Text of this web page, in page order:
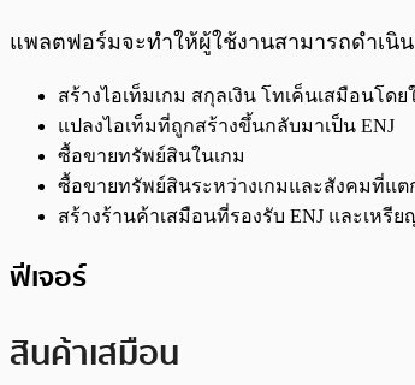
แพลตฟอร์มจะทำให้ผู้ใช้งานสามารถดำเนิ
สร้างไอเท็มเกม สกุลเงิน โทเค็นเสมือนโดย
แปลงไอเท็มที่ถูกสร้างขึ้นกลับมาเป็น ENJ
ซื้อขายทรัพย์สินในเกม
ซื้อขายทรัพย์สินระหว่างเกมและสังคมที่แต
สร้างร้านค้าเสมือนที่รองรับ ENJ และเหรีย
ฟีเจอร์
สินค้าเสมือน